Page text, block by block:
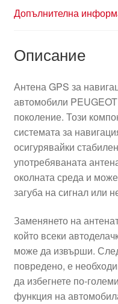
Допълнителна
Описание
Антена GPS за
автомобили
поколение. Този
системата за
осигурявайки
употребяваната
околната среда и
загуба на сигнал или
Заменянето на
който всеки
може да извърши.
повредено, е
да избегнете по-
функция на